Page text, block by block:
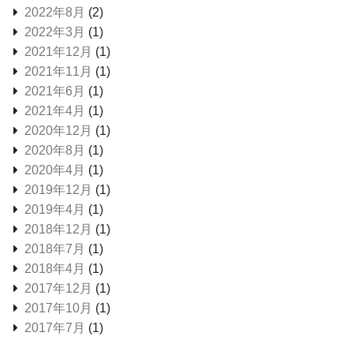
2022年8月 (2)
2022年3月 (1)
2021年12月 (1)
2021年11月 (1)
2021年6月 (1)
2021年4月 (1)
2020年12月 (1)
2020年8月 (1)
2020年4月 (1)
2019年12月 (1)
2019年4月 (1)
2018年12月 (1)
2018年7月 (1)
2018年4月 (1)
2017年12月 (1)
2017年10月 (1)
2017年7月 (1)